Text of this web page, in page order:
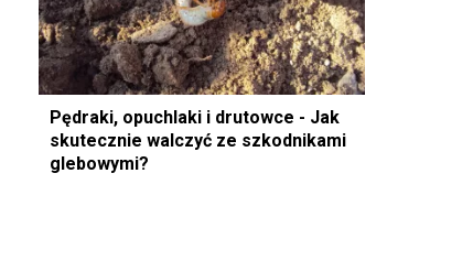
Pędraki, opuchlaki i drutowce - Jak
skutecznie walczyć ze szkodnikami
glebowymi?